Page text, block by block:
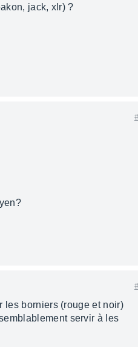
jack, xlr) ?
les borniers (rouge et noir)
servir à les